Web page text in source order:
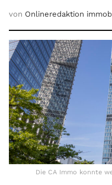
von Onlineredaktion
Die CA Immo konnte